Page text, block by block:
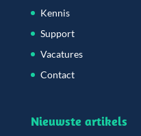
Kennis
Support
Vacatures
Contact
Nieuwste artikels